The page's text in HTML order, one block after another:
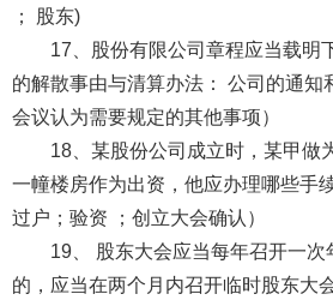
； 股东)
17、股份有限公司章程应当载明
的解散事由与清算办法： 公司的通知
会议认为需要规定的其他事项）
18、某股份公司成立时，某甲做
一幢楼房作为出资，他应办理哪些手
过户；验资 ；创立大会确认）
19、 股东大会应当每年召开一
的，应当在两个月内召开临时股东大